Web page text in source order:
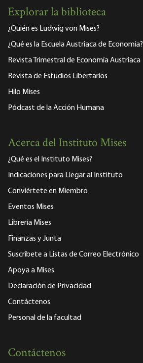
Explorar la biblioteca
¿Quién es Ludwig von Mises?
¿Qué es la Escuela Austriaca de Economía?
Revista Trimestral de Economía Austriaca
Revista de Estudios Libertarios
Hilo Mises
Pódcast de la Acción Humana
Acerca del Instituto Mises
¿Qué es el Instituto Mises?
Indicaciones para Llegar al Instituto
Conviértete en Miembro
Eventos Mises
Librería Mises
Finanzas y Junta
Suscríbete a Listas de Correo Electrónico
Apoya a Mises
Declaración de Privacidad
Contáctenos
Personal de la facultad
Contáctenos